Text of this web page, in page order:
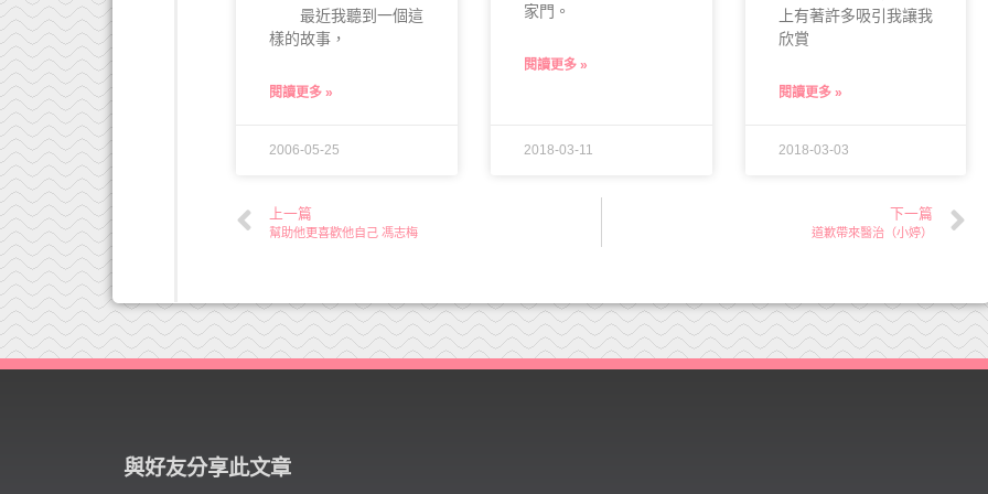
最近我聽到一個這
樣的故事，
閱讀更多 »
2006-05-25
家門。
閱讀更多 »
2018-03-11
上有著許多吸引我讓我
欣賞
閱讀更多 »
2018-03-03
上一篇
幫助他更喜歡他自己 馮志梅
下一篇
道歉帶來醫治（小婷）
與好友分享此文章